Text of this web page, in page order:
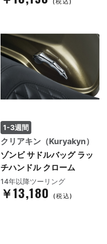
1-3週間
クリアキン（Kuryakyn）
ゾンビ サドルバッグ ラッ
チハンドル クローム
14年以降ツーリング
￥13,180 (税込)